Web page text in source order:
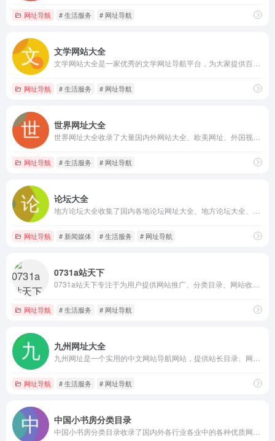
网址导航 # 生活服务 # 网址导航
文学网站大全
网址导航 # 生活服务 # 网址导航
世界网址大全
网址导航 # 生活服务 # 网址导航
论坛大全
网址导航 # 新闻媒体 # 生活服务 # 网址导航
0731a站天下
网址导航 # 生活服务 # 网址导航
九州网址大全
网址导航 # 生活服务 # 网址导航
中国小书房分类目录